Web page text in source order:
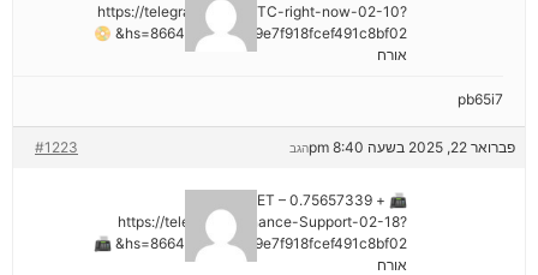
https://telegra.ph/Get-BTC-right-now-02-10?
hs=8664c520642b9e7f918fcef491c8bf02& 📀
אורח
pb65i7
פברואר 22, 2025 בשעה 8:40 pm #1223 הגב
📠 + 0.75657339 BTC.GET –
https://telegra.ph/Binance-Support-02-18?
hs=8664c520642b9e7f918fcef491c8bf02& 📠
אורח